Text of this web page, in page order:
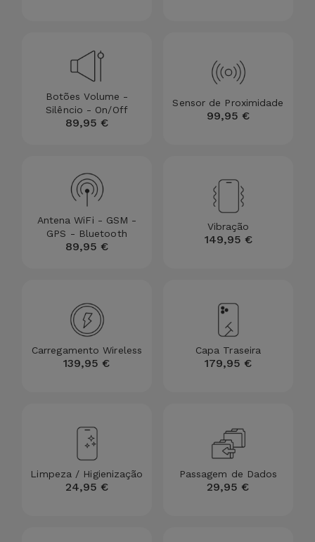
Botões Volume -
Silêncio - On/Off
89,95 €
Sensor de Proximidade
99,95 €
Antena WiFi - GSM -
GPS - Bluetooth
89,95 €
Vibração
149,95 €
Carregamento Wireless
139,95 €
Capa Traseira
179,95 €
Limpeza / Higienização
24,95 €
Passagem de Dados
29,95 €